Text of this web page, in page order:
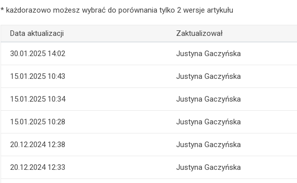
Rejestr zmian treści artykułu: Sesja Rady Miejskiej Wrocławia nr XII dnia 19 grudnia 2024 r.,
* każdorazowo możesz wybrać do porównania tylko 2 wersje artykułu
Data aktualizacji Zaktualizował
30.01.2025 14:02 Justyna Gaczyńska
15.01.2025 10:43 Justyna Gaczyńska
15.01.2025 10:34 Justyna Gaczyńska
15.01.2025 10:28 Justyna Gaczyńska
20.12.2024 12:38 Justyna Gaczyńska
20.12.2024 12:33 Justyna Gaczyńska